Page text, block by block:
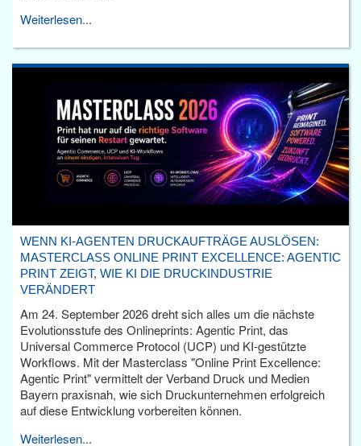
Weiterlesen...
WENN KI-AGENTEN DRUCKAUFTRÄGE AUSLÖSEN:
MASTERCLASS ONLINE PRINT EXCELLENCE: AGENTIC
PRINT ZEIGT, WIE KI DIE DRUCKINDUSTRIE
VERÄNDERT
Am 24. September 2026 dreht sich alles um die nächste
Evolutionsstufe des Onlineprints: Agentic Print, das
Universal Commerce Protocol (UCP) und KI-gestützte
Workflows. Mit der Masterclass "Online Print Excellence:
Agentic Print" vermittelt der Verband Druck und Medien
Bayern praxisnah, wie sich Druckunternehmen erfolgreich
auf diese Entwicklung vorbereiten können.
Weiterlesen...